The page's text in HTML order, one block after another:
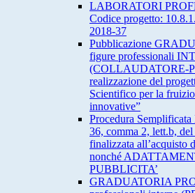
LABORATORI
Codice progetto:
2018-37
Pubblicazione
figure professionali
(COLLAUDATORE-
realizzazione del
Scientifico per la
innovative”
Procedura
36, comma 2, lett.b,
finalizzata all’acquisto
nonché
PUBBLICITA’
GRADUATORIA